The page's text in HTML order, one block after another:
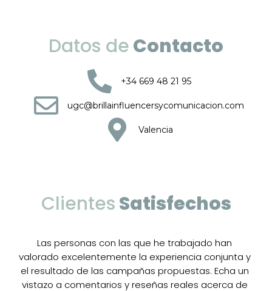
Datos deContacto
+34 669 48 21 95
ugc@brillainfluencersycomunicacion.com
Valencia
ClientesSatisfechos
Las personas con las que he trabajado han
valorado excelentemente la experiencia conjunta y
el resultado de las campañas propuestas. Echa un
vistazo a comentarios y reseñas reales acerca de